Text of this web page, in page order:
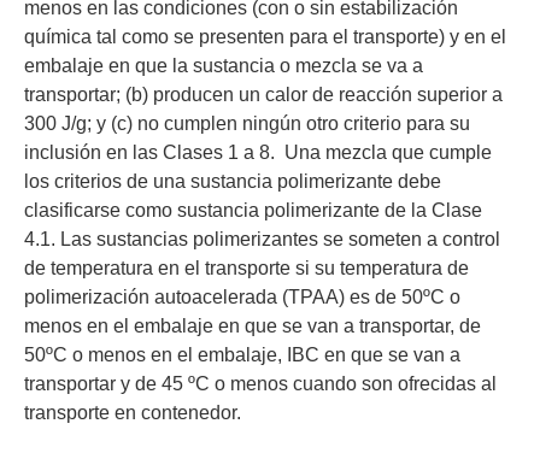
menos en las condiciones (con o sin estabilización
química tal como se presenten para el transporte) y en el
embalaje en que la sustancia o mezcla se va a
transportar; (b) producen un calor de reacción superior a
300 J/g; y (c) no cumplen ningún otro criterio para su
inclusión en las Clases 1 a 8. Una mezcla que cumple
los criterios de una sustancia polimerizante debe
clasificarse como sustancia polimerizante de la Clase
4.1. Las sustancias polimerizantes se someten a control
de temperatura en el transporte si su temperatura de
polimerización autoacelerada (TPAA) es de 50ºC o
menos en el embalaje en que se van a transportar, de
50ºC o menos en el embalaje, IBC en que se van a
transportar y de 45 ºC o menos cuando son ofrecidas al
transporte en contenedor.